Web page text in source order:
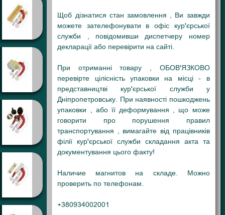
Щоб дізнатися стан замовлення , Ви завжди
можете зателефонувати в офіс кур'єрської
служби , повідомивши диспетчеру номер
декларації або перевірити на сайті.
При отриманні товару , ОБОВ'ЯЗКОВО
перевірте цілісність упаковки на місці - в
представництві кур'єрської служби у
Дніпропетровську. При наявності пошкоджень
упаковки , або її деформування , що може
говорити про порушення правил
транспортування , вимагайте від працівників
філії кур'єрської служби складання акта та
документування цього факту!
Наличие магнитов на складе. Можно
проверить по телефонам.
+380934002001